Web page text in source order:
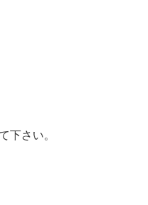
下さい。